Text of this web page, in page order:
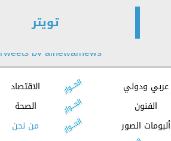
تويتر
Tweets by alhewarnews
عربي ودولي
الاقتصاد
الفنون
الصحة
ألبومات الصور
من نحن